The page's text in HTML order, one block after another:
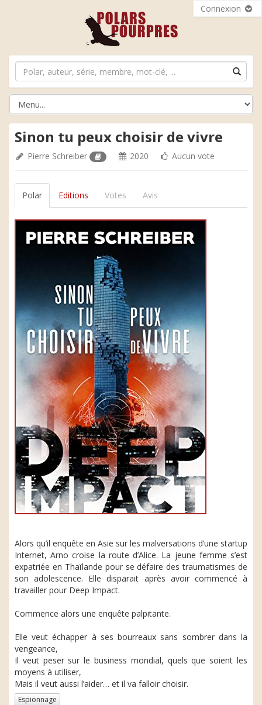
Connexion
Sinon tu peux choisir de vivre
Pierre Schreiber 2020 Aucun vote
Polar Editions Votes Avis
Alors qu’il enquête en Asie sur les malversations d’une startup
Internet, Arno croise la route d’Alice. La jeune femme s’est
expatriée en Thaïlande pour se défaire des traumatismes de
son adolescence. Elle disparait après avoir commencé à
travailler pour Deep Impact.
Commence alors une enquête palpitante.
Elle veut échapper à ses bourreaux sans sombrer dans la
vengeance,
Il veut peser sur le business mondial, quels que soient les
moyens à utiliser,
Mais il veut aussi l’aider… et il va falloir choisir.
Espionnage